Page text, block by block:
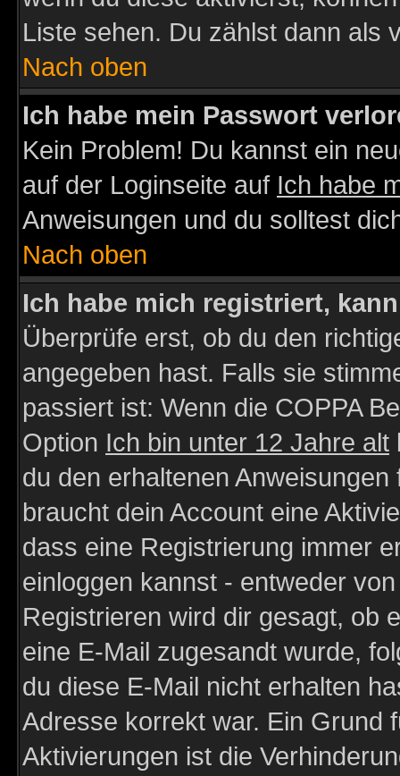
Liste sehen. Du zählst dann als
Nach oben
Ich habe mein Passwort
Kein Problem! Du kannst ein
auf der Loginseite auf Ich habe
Anweisungen und du solltest
Nach oben
Ich habe mich registriert,
Überprüfe erst, ob du den
angegeben hast. Falls sie
passiert ist: Wenn die COPPA
Option Ich bin unter 12 Jahre alt
du den erhaltenen
braucht dein Account eine
dass eine Registrierung immer
einloggen kannst - entweder
Registrieren wird dir gesagt, ob
eine E-Mail zugesandt wurde,
du diese E-Mail nicht erhalten
Adresse korrekt war. Ein Grund
Aktivierungen ist die